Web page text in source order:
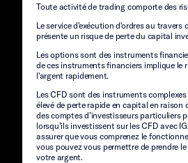
Toute activité de trading comporte des
Le service d'exécution d'ordres au travers
présente un risque de perte du capital
Les options sont des instruments
de ces instruments financiers implique le
l'argent rapidement.
Les CFD sont des instruments
élevé de perte rapide en capital en raison
des comptes d’investisseurs particuliers
lorsqu’ils investissent sur les CFD avec
assurer que vous comprenez le
vous pouvez vous permettre de prendre le
votre argent.